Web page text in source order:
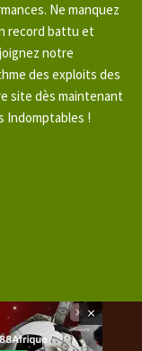
Ne manquez
record battu et
notre
des exploits des
site dès maintenant
Indomptables !
×